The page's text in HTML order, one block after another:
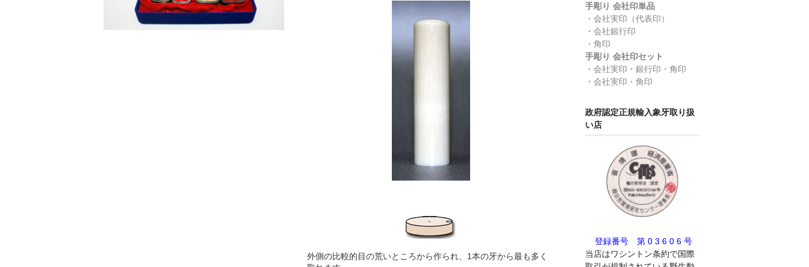
外側の比較的目の荒いところから作られ、1本の牙から最も多く
手彫り 会社印単品
・会社実印（代表印）
・会社銀行印
・角印
手彫り 会社印セット
・会社実印・銀行印・角印
・会社実印・角印
政府認定正規輸入象牙取り扱
い店
登録番号 第 0 3 6 0 6 号
当店はワシントン条約で国際